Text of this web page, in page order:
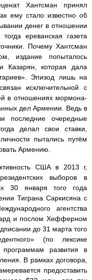
Хантсман принял
ему стало известно об
денег в отношении
ереванская газета
Почему Хантсман
издание попыталось
Казарян, которая дала
Эпизод лишь на
исключительной с
в отношениях мормона-
дел Армении. Ведь в
последние очередные
делал свои ставки,
пытались путём
Армению.
США в 2013 г,
выборов в
30 января того года
Тиграна Саркисяна с
агентства
и послом Хефферном
до 31 марта того
(по лексике
развития в
В рамках договора,
предоставить